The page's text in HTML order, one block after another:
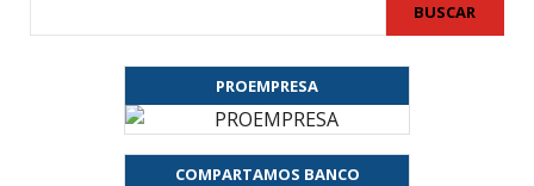
BUSCAR
PROEMPRESA
COMPARTAMOS BANCO